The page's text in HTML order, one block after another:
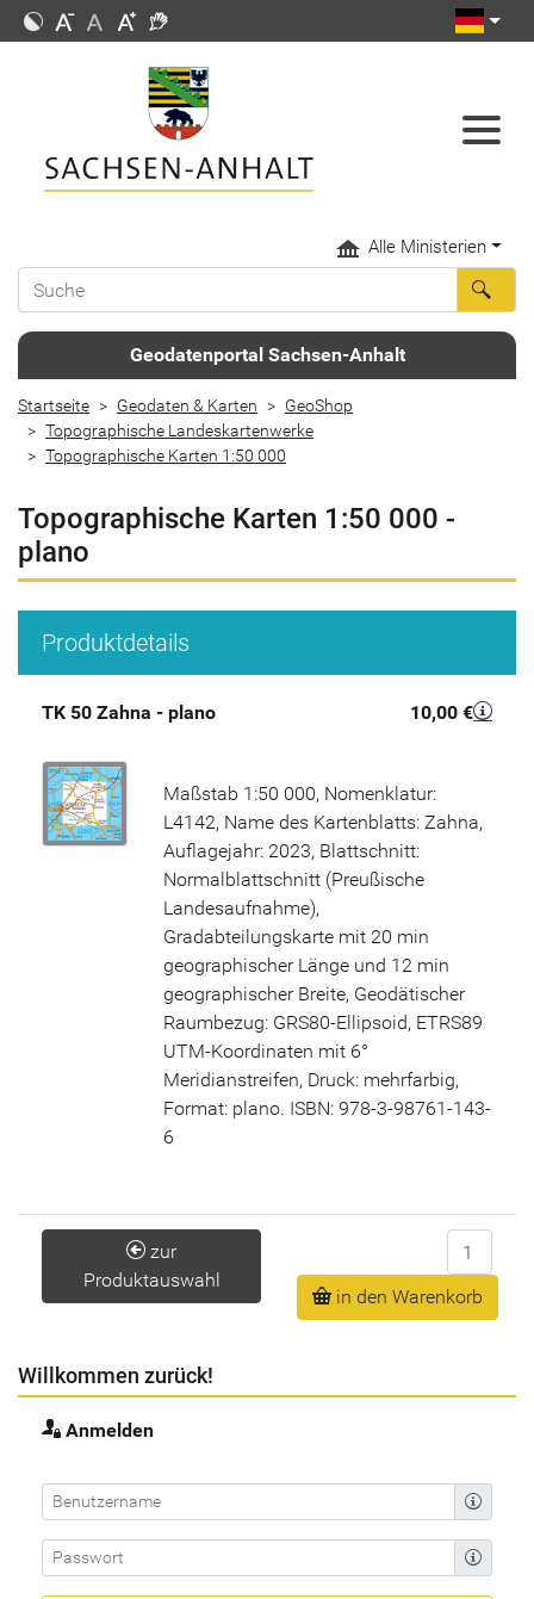
Alle Ministerien
Geodatenportal Sachsen-Anhalt
Startseite Geodaten & Karten
GeoShop
Topographische Landeskartenwerke
Topographische Karten 1:50 000
Topographische Karten 1:50 000 -
plano
Produktdetails
TK 50 Zahna - plano 10,00 €
Maßstab 1:50 000, Nomenklatur:
L4142, Name des Kartenblatts: Zahna,
Auflagejahr: 2023, Blattschnitt:
Normalblattschnitt (Preußische
Landesaufnahme),
Gradabteilungskarte mit 20 min
geographischer Länge und 12 min
geographischer Breite, Geodätischer
Raumbezug: GRS80-Ellipsoid, ETRS89
UTM-Koordinaten mit 6°
Meridianstreifen, Druck: mehrfarbig,
Format: plano. ISBN: 978-3-98761-143-
6
zur
Produktauswahl
Anzahl
in den Warenkorb
Willkommen zurück!
Anmelden